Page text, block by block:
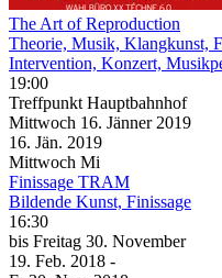
The Art of Reproduction
Theorie, Musik, Klangkunst,
Intervention, Konzert,
19:00
Treffpunkt Hauptbahnhof
Mittwoch 16. Jänner 2019
16. Jän. 2019
Mittwoch Mi
Finissage TRAM
Bildende Kunst, Finissage
16:30
bis Freitag 30. November
19. Feb. 2018 -